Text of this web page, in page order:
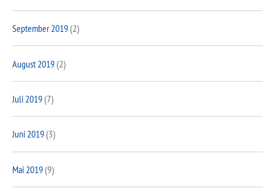
September 2019(2)
August 2019(2)
Juli 2019(7)
Juni 2019(3)
Mai 2019(9)